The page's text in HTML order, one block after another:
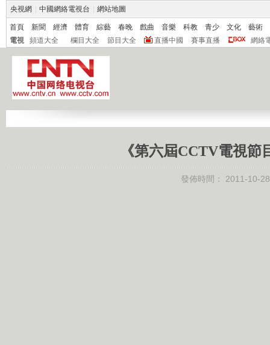
央視網 中國網絡電視台 網站地圖
首頁 新聞 經濟 體育 綜藝 春晚 戲曲 音樂 科教 青少 文化
藝術
電視
頻道大全 欄目大全 節目大全 直播中國 賽事直播 網絡
《第六屆CCTV電視節
發佈時間： 2011-10-